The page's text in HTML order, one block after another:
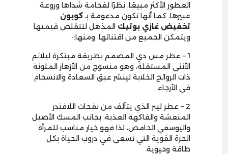
العطور الأكثر مبيعًا، نظرًا لفخامة شذاها وروعة
عبيرها، كما أنها تكون مدعومة بـكوبون
تخفيض غازي بوتيك المذهل لتتقلص قيمتها
ويتمكن الجميع من اقتنائها، ومنها:-
1 – عطر مس دي المصمم بطريقة مبتكرة ليلائم
الأنثى المستقلة، وهو منسوج من الأزهار الملونة
ذات الروائح الخلابة لينشر عبق السعادة والانسجام
في الأرجاء.
2 – عطر ليبر الذي يتألف من نفحات اللافندر
المنعشة والفاكهة العذبة، بجانب المسك الأصيل
واليوسفي الحامض، لذا فهو خيار مناسب للمرأة
الحرة القوية التي تسعى في دروب الحياة بكل
طاقة وحيوية.